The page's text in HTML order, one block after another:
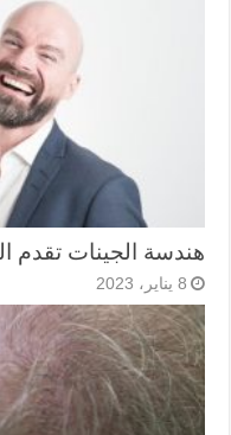
هندسة الجينات تقدم
8 يناير، 2023